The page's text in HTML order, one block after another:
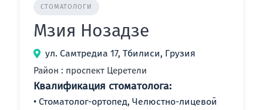
СТОМАТОЛОГИ
Мзия Нозадзе
ул. Самтредиа 17, Тбилиси, Грузия
Район : проспект Церетели
Квалификация стоматолога:
Стоматолог-ортопед, Челюстно-лицевой